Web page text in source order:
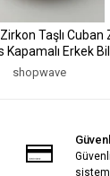
Taşlı Cuban
Kapamalı Erkek
shopwave